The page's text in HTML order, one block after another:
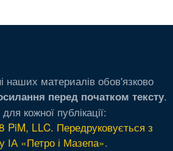
наших материалів обов'язково
перед початком тексту.
кожної публікації:
LLC. Передруковується з
ІА «Петро і Мазепа».